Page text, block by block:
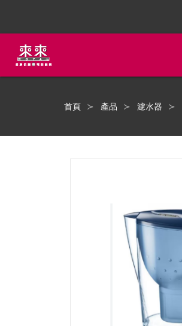
首頁 產品 濾水器